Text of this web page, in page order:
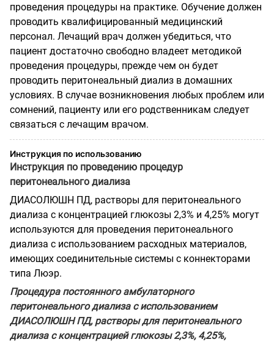
проведения процедуры на практике. Обучение должен
проводить квалифицированный медицинский
персонал. Лечащий врач должен убедиться, что
пациент достаточно свободно владеет методикой
проведения процедуры, прежде чем он будет
проводить перитонеальный диализ в домашних
условиях. В случае возникновения любых проблем или
сомнений, пациенту или его родственникам следует
связаться с лечащим врачом.
Инструкция по использованию
Инструкция по проведению процедур
перитонеального диализа
ДИАСОЛЮШН ПД, растворы для перитонеального
диализа с концентрацией глюкозы 2,3% и 4,25% могут
используются для проведения перитонеального
диализа с использованием расходных материалов,
имеющих соединительные системы с коннекторами
типа Люэр.
Процедура постоянного амбулаторного
перитонеального диализа с использованием
ДИАСОЛЮШН ПД, растворы для перитонеального
диализа с концентрацией глюкозы 2,3%, 4,25%,